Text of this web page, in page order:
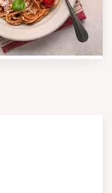
zu Ihnen passt.
Überblick über die